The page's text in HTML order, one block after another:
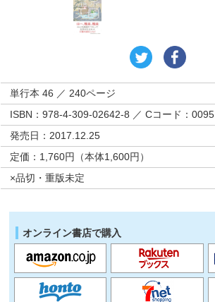
単行本 46 ／ 240ページ
ISBN：978-4-309-02642-8 ／ Cコード：0095
発売日：2017.12.25
定価：1,760円（本体1,600円）
×品切・重版未定
オンライン書店で購入